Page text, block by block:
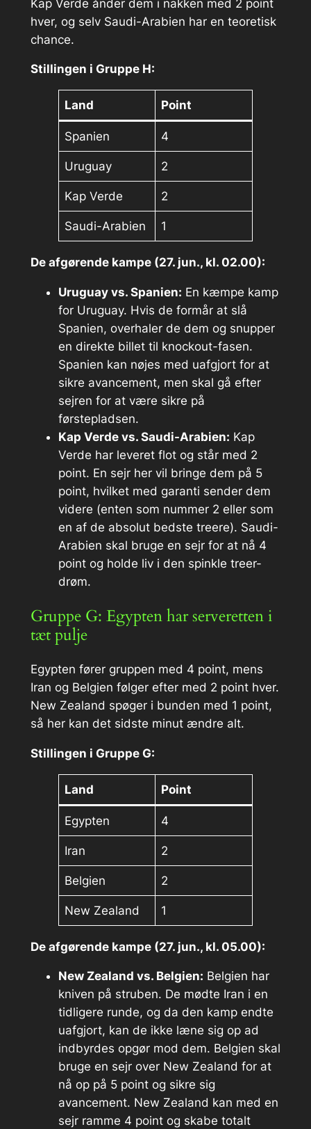
Kap Verde ånder dem i nakken med 2 point
hver, og selv Saudi-Arabien har en teoretisk
chance.
Stillingen i Gruppe H:
Land Point
Spanien 4
Uruguay 2
Kap Verde 2
Saudi-Arabien 1
De afgørende kampe (27. jun., kl. 02.00):
Uruguay vs. Spanien: En kæmpe kamp
for Uruguay. Hvis de formår at slå
Spanien, overhaler de dem og snupper
en direkte billet til knockout-fasen.
Spanien kan nøjes med uafgjort for at
sikre avancement, men skal gå efter
sejren for at være sikre på
førstepladsen.
Kap Verde vs. Saudi-Arabien: Kap
Verde har leveret flot og står med 2
point. En sejr her vil bringe dem på 5
point, hvilket med garanti sender dem
videre (enten som nummer 2 eller som
en af de absolut bedste treere). Saudi-
Arabien skal bruge en sejr for at nå 4
point og holde liv i den spinkle treer-
drøm.
Gruppe G: Egypten har serveretten i
tæt pulje
Egypten fører gruppen med 4 point, mens
Iran og Belgien følger efter med 2 point hver.
New Zealand spøger i bunden med 1 point,
så her kan det sidste minut ændre alt.
Stillingen i Gruppe G:
Land Point
Egypten 4
Iran 2
Belgien 2
New Zealand 1
De afgørende kampe (27. jun., kl. 05.00):
New Zealand vs. Belgien: Belgien har
kniven på struben. De mødte Iran i en
tidligere runde, og da den kamp endte
uafgjort, kan de ikke læne sig op ad
indbyrdes opgør mod dem. Belgien skal
bruge en sejr over New Zealand for at
nå op på 5 point og sikre sig
avancement. New Zealand kan med en
sejr ramme 4 point og skabe totalt